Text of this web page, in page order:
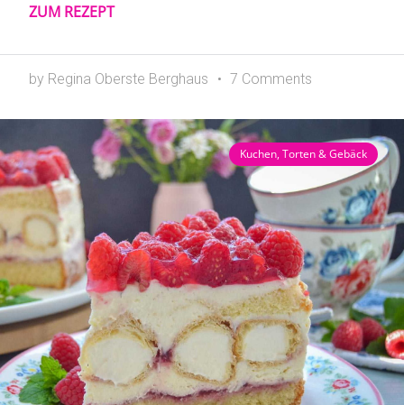
ZUM REZEPT
by Regina Oberste Berghaus 7 Comments
Kuchen, Torten & Gebäck